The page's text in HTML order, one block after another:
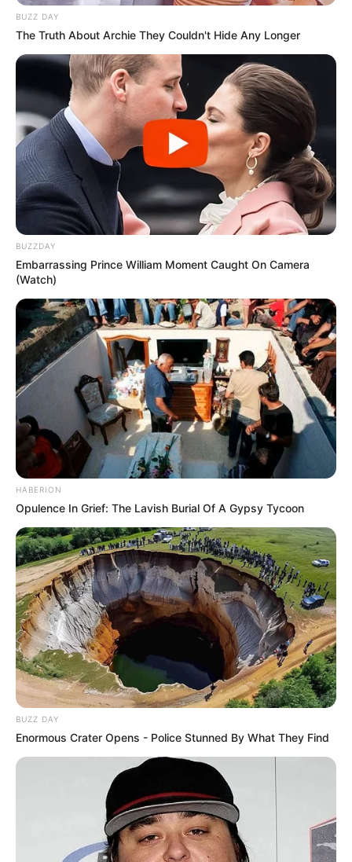
BUZZ DAY
The Truth About Archie They Couldn't Hide Any Longer
BUZZDAY
Embarrassing Prince William Moment Caught On Camera
(Watch)
HABERION
Opulence In Grief: The Lavish Burial Of A Gypsy Tycoon
BUZZ DAY
Enormous Crater Opens - Police Stunned By What They Find